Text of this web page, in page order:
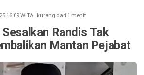
16:09WITA· kurang dari 1 menit
Randis Tak
Mantan Pejabat